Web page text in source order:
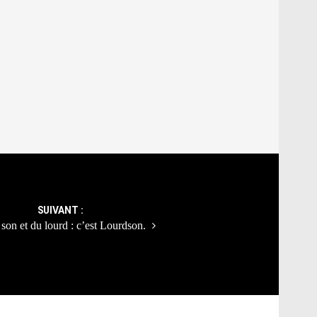
SUIVANT :
et du lourd : c’est Lourdson.